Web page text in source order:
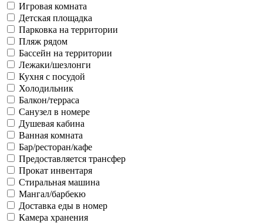
Игровая комната
Детская площадка
Парковка на территории
Пляж рядом
Бассейн на территории
Лежаки/шезлонги
Кухня с посудой
Холодильник
Балкон/терраса
Санузел в номере
Душевая кабина
Ванная комната
Бар/ресторан/кафе
Предоставляется трансфер
Прокат инвентаря
Стиральная машина
Мангал/барбекю
Доставка еды в номер
Камера хранения